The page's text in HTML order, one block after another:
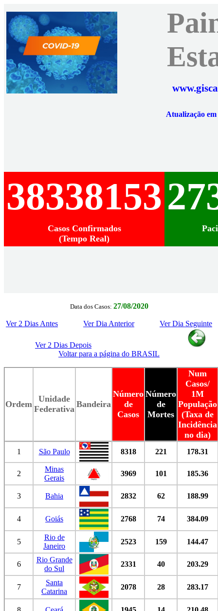
Atualização
38338153
Casos Confirmados
(Tempo Real)
Data dos Casos: 27/08/2020
Ver 2 Dias Antes Ver Dia Anterior Ver Dia Seguinte
Ver 2 Dias Depois
Voltar para a página do BRASIL
Ordem
Unidade
Federativa Bandeira
Número
de
Casos
Número
de
Mortes
Num
Casos/
1M
População
(Taxa de
Incidência
no dia)
1 São Paulo 8318 221 178.31
2
Minas
Gerais
3969 101 185.36
3 Bahia 2832 62 188.99
4 Goiás 2768 74 384.09
5
Rio de
Janeiro
2523 159 144.47
6
Rio Grande
do Sul
2331 40 203.29
7
Santa
Catarina
2078 28 283.17